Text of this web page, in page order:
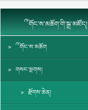
༸གོང་ས་མཆོག་གི་སྒྲ་མཛོད།
༸གོང་ས་མཆོག
གསང་སྔགས།
རྫོགས་ཆེན།